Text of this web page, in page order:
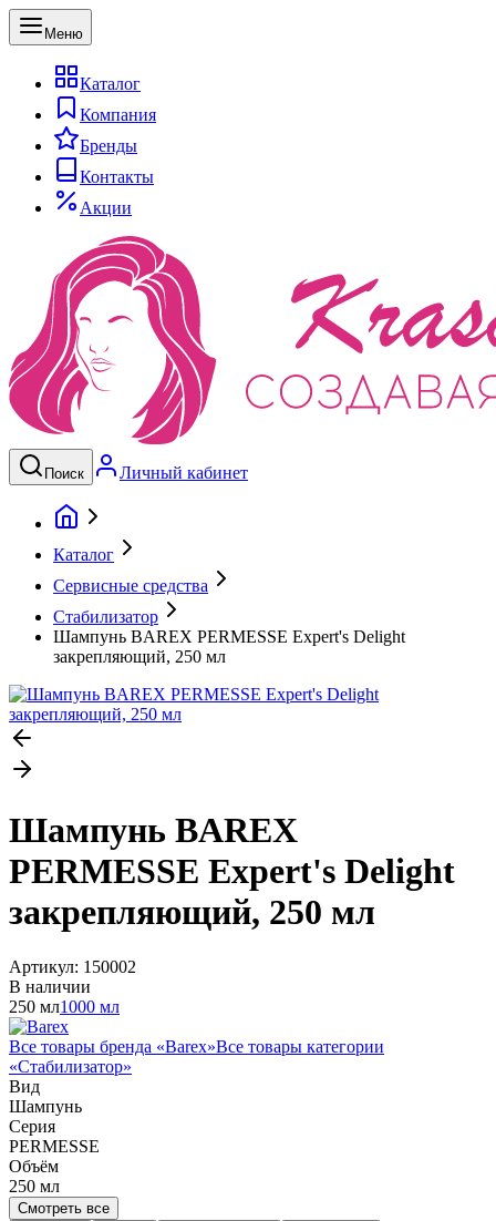
Меню
Каталог
Компания
Бренды
Контакты
Акции
Поиск Личный кабинет
Каталог
Сервисные средства
Стабилизатор
Шампунь BAREX PERMESSE Expert's Delight
закрепляющий, 250 мл
Шампунь BAREX
PERMESSE Expert's Delight
закрепляющий, 250 мл
Артикул: 150002
В наличии
250 мл1000 мл
Все товары бренда «Barex»Все товары категории
«Стабилизатор»
Вид
Шампунь
Серия
PERMESSE
Объём
250 мл
Смотреть все